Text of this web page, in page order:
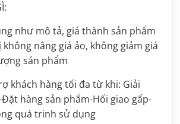
như mô tả, giá thành sản phẩm
nâng giá ảo, không giảm giá
sản phẩm
khách hàng tối đa từ khi: Giải
hàng sản phẩm-Hối giao gấp-
quá trinh sử dụng